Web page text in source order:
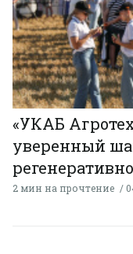
«УКАБ
уверенный
2 мин на прочтение